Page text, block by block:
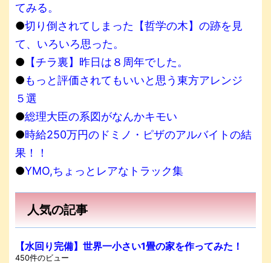
てみる。
●切り倒されてしまった【哲学の木】の跡を見
て、いろいろ思った。
● 【チラ裏】昨日は８周年でした。
●もっと評価されてもいいと思う東方アレンジ
５選
●総理大臣の系図がなんかキモい
●時給250万円のドミノ・ピザのアルバイトの結
果！！
●YMO,ちょっとレアなトラック集
人気の記事
【水回り完備】世界一小さい1畳の家を作ってみた！
450件のビュー